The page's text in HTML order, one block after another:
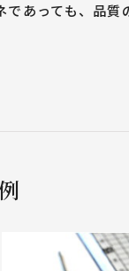
あっても、品